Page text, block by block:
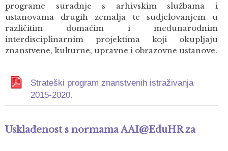
programe suradnje s arhivskim službama i
ustanovama drugih zemalja te sudjelovanjem u
različitim domaćim i međunarodnim
interdisciplinarnim projektima koji okupljaju
znanstvene, kulturne, upravne i obrazovne ustanove.
Strateški program znanstvenih istraživanja
2015-2020.
Usklađenost s normama AAI@EduHR za